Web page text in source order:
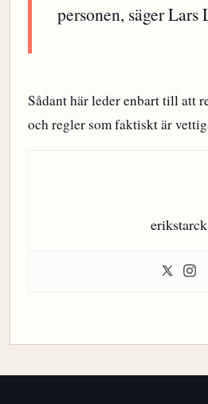
personen, säger Lars
Sådant här leder enbart till att
och regler som faktiskt är
erikstarck